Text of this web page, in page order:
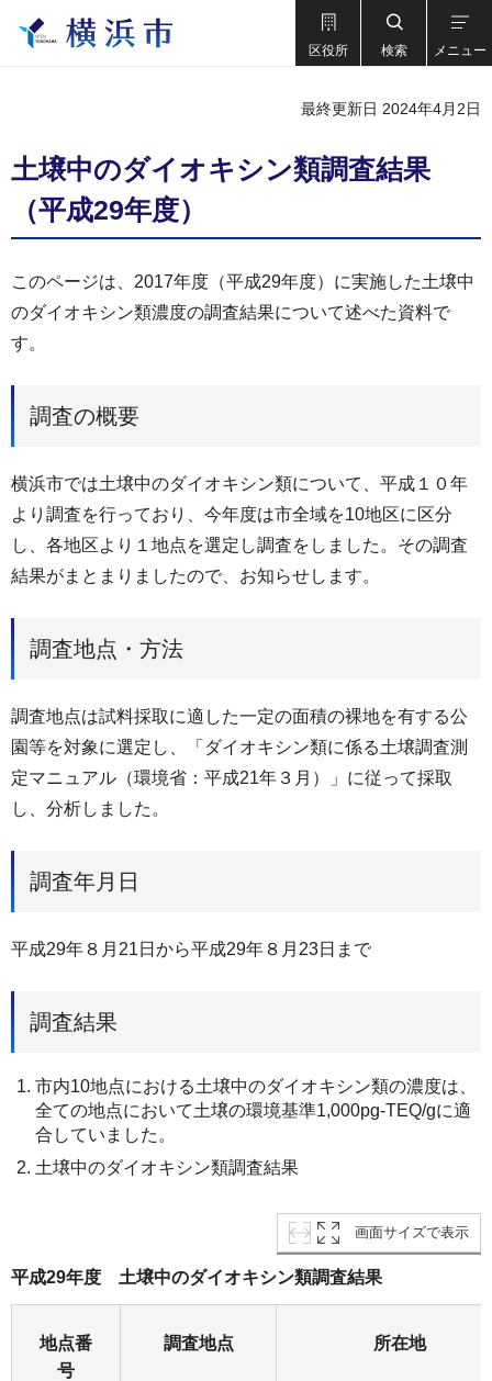
区役所 検索 メニュー
最終更新日 2024年4月2日
土壌中のダイオキシン類調査結果
（平成29年度）
このページは、2017年度（平成29年度）に実施した土壌中
のダイオキシン類濃度の調査結果について述べた資料で
す。
調査の概要
横浜市では土壌中のダイオキシン類について、平成１０年
より調査を行っており、今年度は市全域を10地区に区分
し、各地区より１地点を選定し調査をしました。その調査
結果がまとまりましたので、お知らせします。
調査地点・方法
調査地点は試料採取に適した一定の面積の裸地を有する公
園等を対象に選定し、「ダイオキシン類に係る土壌調査測
定マニュアル（環境省：平成21年３月）」に従って採取
し、分析しました。
調査年月日
平成29年８月21日から平成29年８月23日まで
調査結果
市内10地点における土壌中のダイオキシン類の濃度は、
全ての地点において土壌の環境基準1,000pg-TEQ/gに適
合していました。
土壌中のダイオキシン類調査結果
画面サイズで表示
平成29年度 土壌中のダイオキシン類調査結果
地点番
号
調査地点 所在地